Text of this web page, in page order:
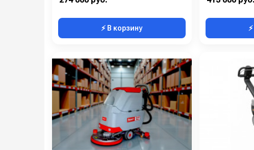
⚡ В корзину